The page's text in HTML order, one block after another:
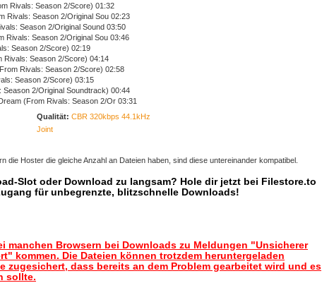
Rivals: Season 2/Score) 01:32
Rivals: Season 2/Original Sou 02:23
Season 2/Original Sound 03:50
Rivals: Season 2/Original Sou 03:46
Season 2/Score) 02:19
Rivals: Season 2/Score) 04:14
Rivals: Season 2/Score) 02:58
Season 2/Score) 03:15
Season 2/Original Soundtrack) 00:44
(From Rivals: Season 2/Or 03:31
Qualität: CBR 320kbps 44.1kHz
Joint
die Hoster die gleiche Anzahl an Dateien haben, sind diese untereinander kompatibel.
Slot oder Download zu langsam? Hole dir jetzt bei Filestore.to
für unbegrenzte, blitzschnelle Downloads!
manchen Browsern bei Downloads zu Meldungen "Unsicherer
kommen. Die Dateien können trotzdem heruntergeladen
zugesichert, dass bereits an dem Problem gearbeitet wird und es
sollte.